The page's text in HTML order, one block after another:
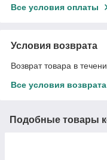
Все условия оплаты
Условия возврата
Возврат товара в
Все условия возврата
Подобные товары